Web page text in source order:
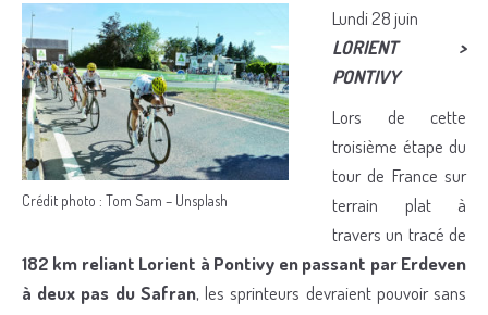
Crédit photo : Tom Sam – Unsplash
Lundi 28 juin
LORIENT >
PONTIVY
Lors de cette
troisième étape du
tour de France sur
terrain plat à
travers un tracé de
182 km reliant Lorient à Pontivy en passant par Erdeven
à deux pas du Safran, les sprinteurs devraient pouvoir sans